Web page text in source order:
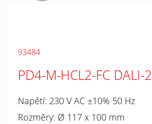
93484
PD4-M-HCL2-FC DALI-2
Napětí: 230 V AC ±10% 50 Hz
Rozměry: Ø 117 x 100 mm